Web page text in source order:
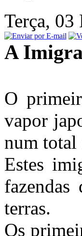
Terça,
A
O
vapor
num total
Estes
terras.
Os